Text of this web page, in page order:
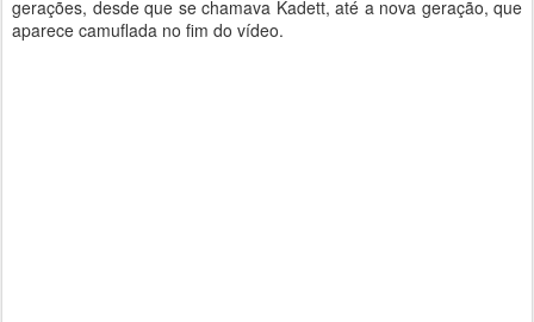
gerações, desde que se chamava Kadett, até a nova geração, que
aparece camuflada no fim do vídeo.